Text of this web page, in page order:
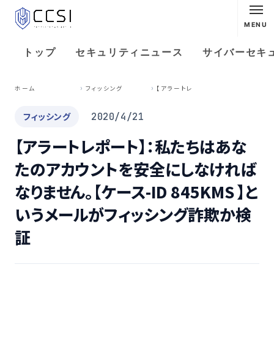
MENU
トップ セキュリティニュース サイバーセキ
ホーム フィッシング
フィッシング 2020/4/21
【アラートレポート】：私たちはあな
たのアカウントを安全にしなければ
なりません。【ケース-ID 845KMS 】と
いうメールがフィッシング詐欺か検
証